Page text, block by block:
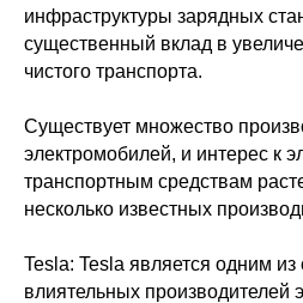
инфраструктуры зарядных
существенный вклад в
чистого транспорта.
Существует множество
электромобилей, и интерес к
транспортным средствам
несколько известных
Tesla: Tesla является одним
влиятельных производителей